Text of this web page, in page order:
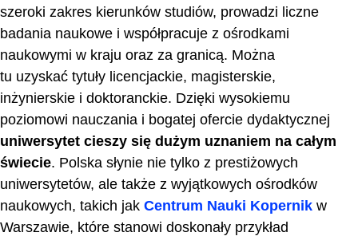
Inne uniwersytety w Polsce
Zakończenie
szeroki zakres kierunków studiów, prowadzi liczne
badania naukowe i współpracuje z ośrodkami
naukowymi w kraju oraz za granicą. Można
tu uzyskać tytuły licencjackie, magisterskie,
inżynierskie i doktoranckie. Dzięki wysokiemu
poziomowi nauczania i bogatej ofercie dydaktycznej
uniwersytet cieszy się dużym uznaniem na całym
świecie. Polska słynie nie tylko z prestiżowych
uniwersytetów, ale także z wyjątkowych ośrodków
naukowych, takich jak Centrum Nauki Kopernik w
Warszawie, które stanowi doskonały przykład